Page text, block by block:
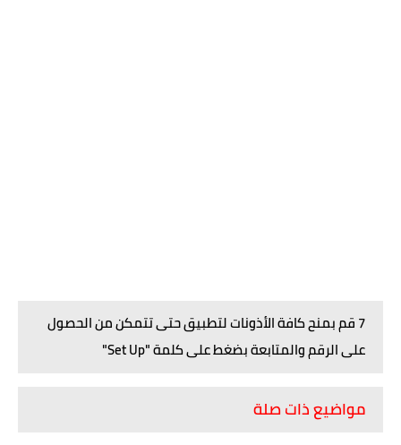
7 قم بمنح كافة الأذونات لتطبيق حتى تتمكن من الحصول
على الرقم والمتابعة بضغط على كلمة "Set Up"
مواضيع ذات صلة